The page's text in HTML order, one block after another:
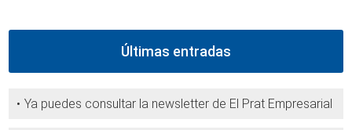
Últimas entradas
Ya puedes consultar la newsletter de El Prat Empresarial